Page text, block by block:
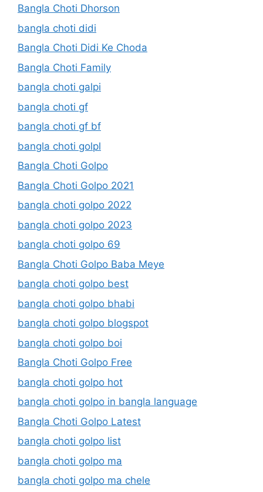
Bangla Choti Dhorson
bangla choti didi
Bangla Choti Didi Ke Choda
Bangla Choti Family
bangla choti galpi
bangla choti gf
bangla choti gf bf
bangla choti golpl
Bangla Choti Golpo
Bangla Choti Golpo 2021
bangla choti golpo 2022
bangla choti golpo 2023
bangla choti golpo 69
Bangla Choti Golpo Baba Meye
bangla choti golpo best
bangla choti golpo bhabi
bangla choti golpo blogspot
bangla choti golpo boi
Bangla Choti Golpo Free
bangla choti golpo hot
bangla choti golpo in bangla language
Bangla Choti Golpo Latest
bangla choti golpo list
bangla choti golpo ma
bangla choti golpo ma chele